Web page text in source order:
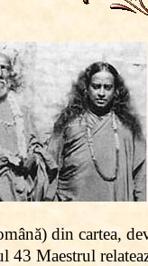
din cartea,
43 Maestrul